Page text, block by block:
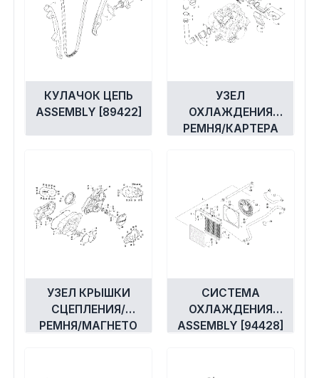
Электрика
Движители (гребные винты)
Швартовное оборудование
Охлаждение
КУЛАЧОК ЦЕПЬ
ASSEMBLY [89422]
УЗЕЛ
ОХЛАЖДЕНИЯ
РЕМНЯ/КАРТЕРА
УЗЕЛ КРЫШКИ
СЦЕПЛЕНИЯ/
РЕМНЯ/МАГНЕТО
СИСТЕМА
ОХЛАЖДЕНИЯ
ASSEMBLY [94428]